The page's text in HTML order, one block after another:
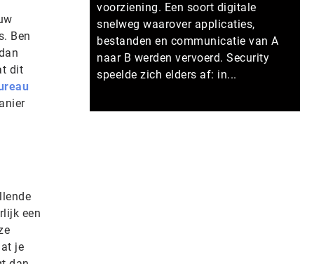
Ben
dit
een
je
voorziening. Een soort digitale
snelweg waarover applicaties,
bestanden en communicatie van A
naar B werden vervoerd. Security
speelde zich elders af: in...